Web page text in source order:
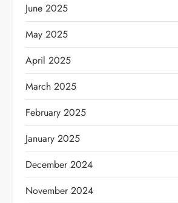
June 2025
May 2025
April 2025
March 2025
February 2025
January 2025
December 2024
November 2024